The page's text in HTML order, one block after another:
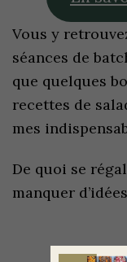
Vous y
séances de
que quelques
recettes de
mes
De quoi se
manquer